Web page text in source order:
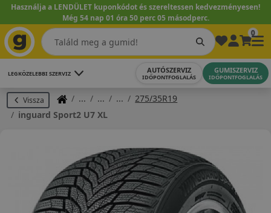
Használja a LENDÜLET kuponkódot és szereltessen kedvezményesen!
Még 54 nap 01 óra 50 perc 04 másodperc.
0
LEGKÖZELEBBI SZERVIZ AUTÓSZERVIZ
IDŐPONTFOGLALÁS
GUMISZERVIZ
IDŐPONTFOGLALÁS
Vissza
275/35R19
inguard Sport2 U7 XL